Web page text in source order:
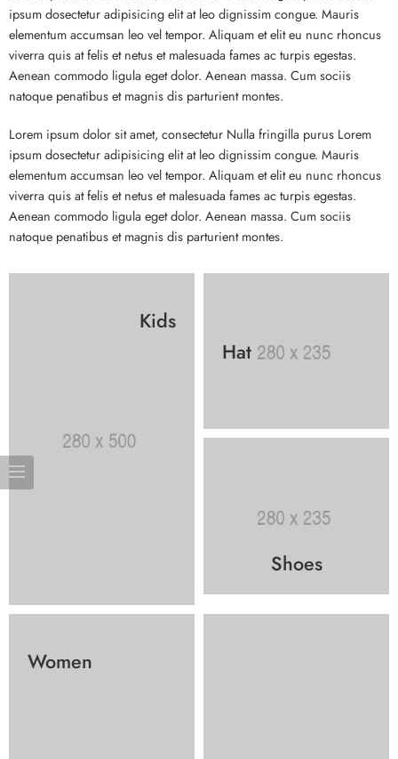
ipsum dosectetur adipisicing elit at leo dignissim congue. Mauris
elementum accumsan leo vel tempor. Aliquam et elit eu nunc rhoncus
viverra quis at felis et netus et malesuada fames ac turpis egestas.
Aenean commodo ligula eget dolor. Aenean massa. Cum sociis
natoque penatibus et magnis dis parturient montes.
Lorem ipsum dolor sit amet, consectetur Nulla fringilla purus Lorem
ipsum dosectetur adipisicing elit at leo dignissim congue. Mauris
elementum accumsan leo vel tempor. Aliquam et elit eu nunc rhoncus
viverra quis at felis et netus et malesuada fames ac turpis egestas.
Aenean commodo ligula eget dolor. Aenean massa. Cum sociis
natoque penatibus et magnis dis parturient montes.
Kids
Hat
Shoes
Women